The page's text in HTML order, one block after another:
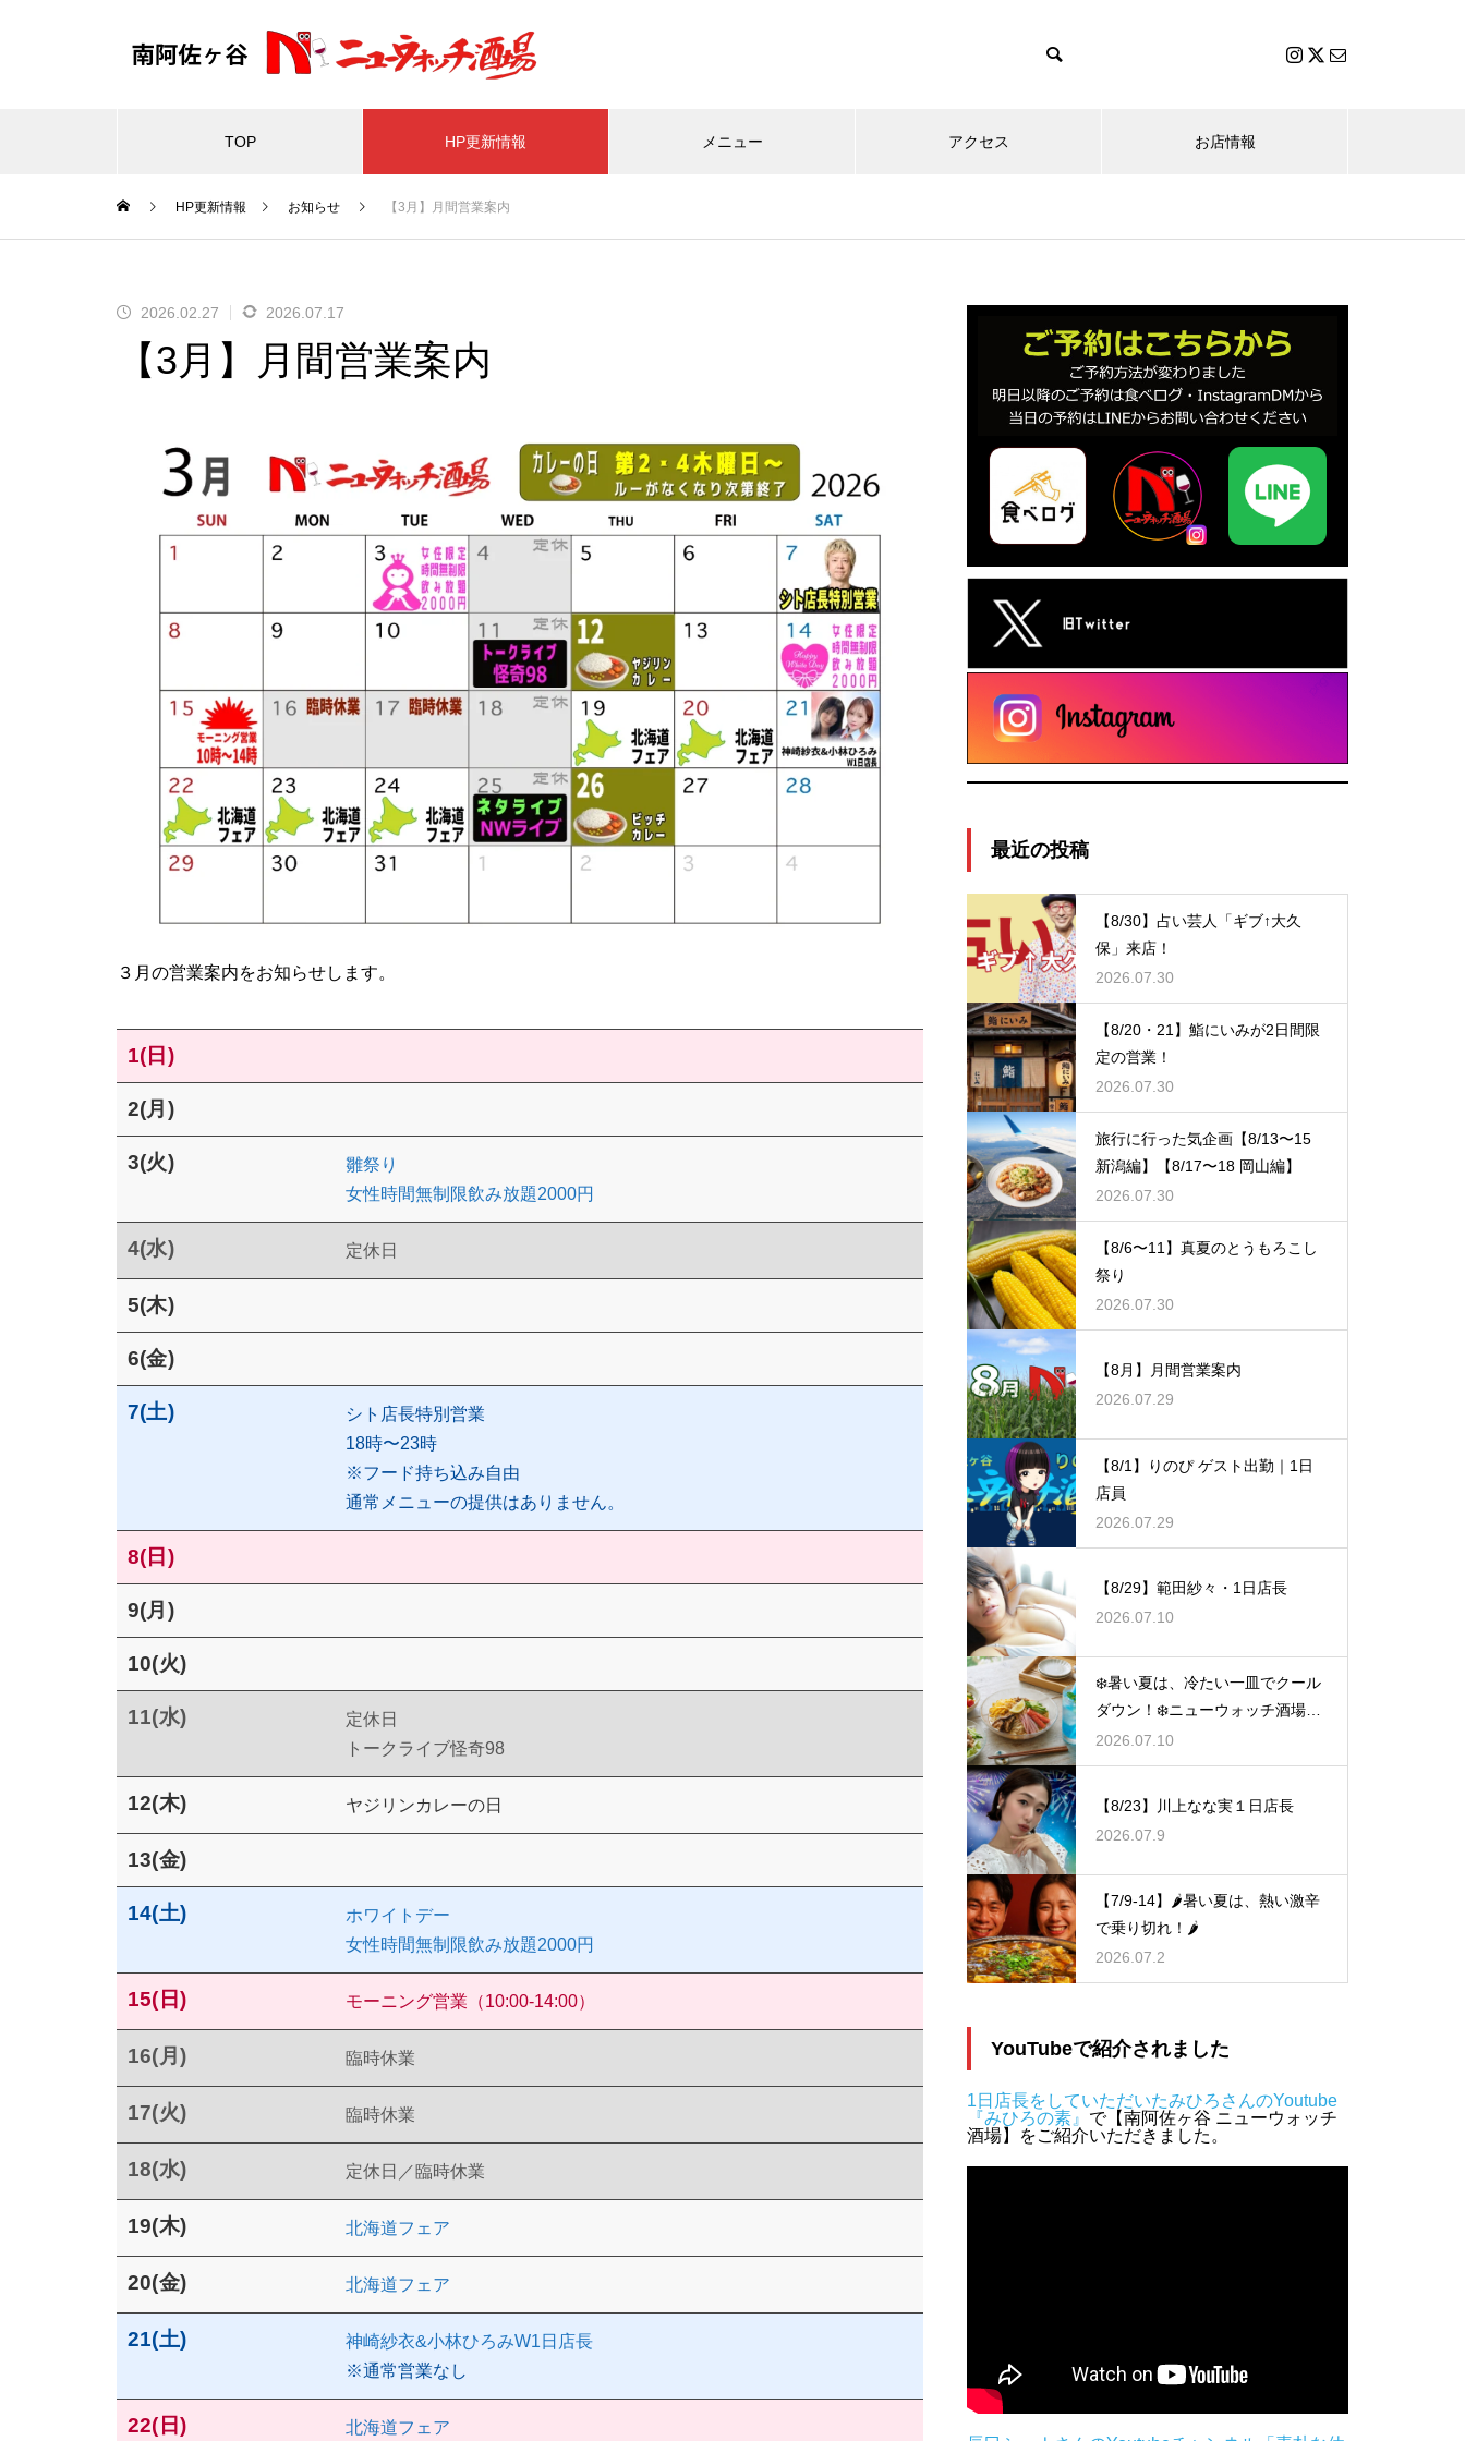
TOP HP更新情報 メニュー アクセス お店情報
HP更新情報 お知らせ 【3月】月間営業案内
2026.02.27 2026.07.17
【3月】月間営業案内
３月の営業案内をお知らせします。
1(日)
2(月)
3(火)
雛祭り
女性時間無制限飲み放題2000円
4(水) 定休日
5(木)
6(金)
7(土)
シト店長特別営業
18時〜23時
※フード持ち込み自由
通常メニューの提供はありません。
8(日)
9(月)
10(火)
11(水)
定休日
トークライブ怪奇98
12(木) ヤジリンカレーの日
13(金)
14(土)
ホワイトデー
女性時間無制限飲み放題2000円
15(日) モーニング営業（10:00-14:00）
16(月) 臨時休業
17(火) 臨時休業
18(水) 定休日／臨時休業
19(木) 北海道フェア
20(金) 北海道フェア
21(土)
神崎紗衣&小林ひろみW1日店長
※通常営業なし
22(日) 北海道フェア
最近の投稿
【8/30】占い芸人「ギブ↑大久
保」来店！
2026.07.30
【8/20・21】鮨にいみが2日間限
定の営業！
2026.07.30
旅行に行った気企画【8/13〜15
新潟編】【8/17〜18 岡山編】
2026.07.30
【8/6〜11】真夏のとうもろこし
祭り
2026.07.30
【8月】月間営業案内
2026.07.29
【8/1】りのぴ ゲスト出勤｜1日
店員
2026.07.29
【8/29】範田紗々・1日店長
2026.07.10
❄️暑い夏は、冷たい一皿でクール
ダウン！❄️ニューウォッチ酒場🧊
冷やし祭り🧊
2026.07.10
【8/23】川上なな実１日店長
2026.07.9
【7/9-14】🌶️暑い夏は、熱い激辛
で乗り切れ！🌶️
2026.07.2
YouTubeで紹介されました
1日店長をしていただいたみひろさんのYoutube
『みひろの素』 で【南阿佐ヶ谷 ニューウォッチ
酒場】をご紹介いただきました。